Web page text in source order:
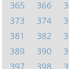
365
366
373
374
381
382
389
390
397
398